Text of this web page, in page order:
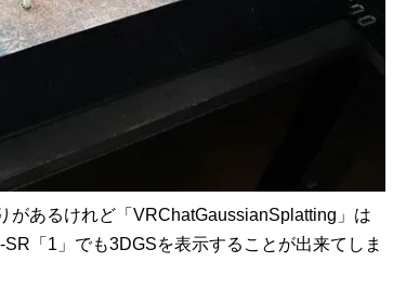
があるけれど「VRChatGaussianSplatting」は
「1」でも3DGSを表示することが出来てしま